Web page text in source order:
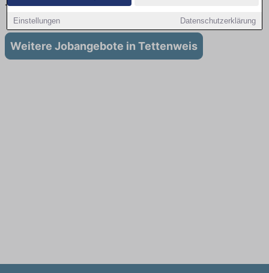
Einstellungen Datenschutzerklärung
Tettenweis
Weitere Jobangebote in Tettenweis